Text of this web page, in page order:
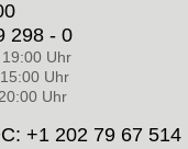
298 - 0
Uhr
Uhr
Uhr
+1 202 79 67 514